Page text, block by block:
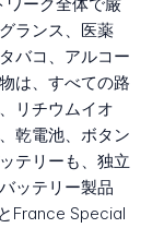
ワーク全体で厳
ランス、医薬
バコ、アルコー
は、すべての路
リチウムイオ
乾電池、ボタン
テリーも、独立
ッテリー製品
France Special